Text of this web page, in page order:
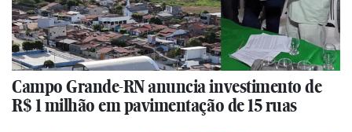
Campo Grande-RN anuncia investimento de
R$ 1 milhão em pavimentação de 15 ruas